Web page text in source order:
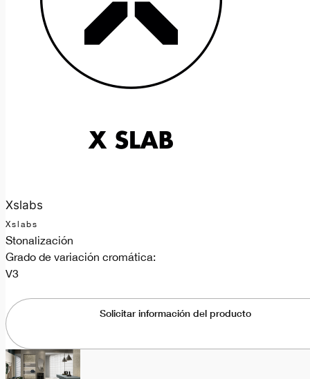
Xslabs
Xslabs
Stonalización
Grado de variación cromática:
V3
Solicitar información del producto